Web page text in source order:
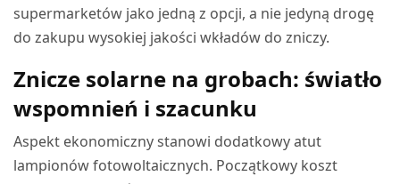
supermarketów jako jedną z opcji, a nie jedyną drogę
do zakupu wysokiej jakości wkładów do zniczy.
Znicze solarne na grobach: światło
wspomnień i szacunku
Aspekt ekonomiczny stanowi dodatkowy atut
lampionów fotowoltaicznych. Początkowy koszt